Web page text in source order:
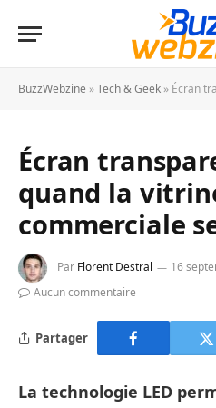
BuzzWebzine »Tech & Geek » Écran
Écran
quand la
commerciale
Par Florent Destral 16
Aucun commentaire
Partager
La technologie LED